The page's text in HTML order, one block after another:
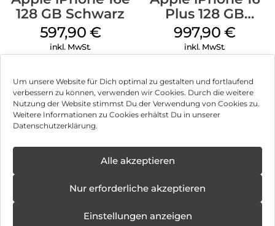
Um unsere Website für Dich optimal zu gestalten und fortlaufend
verbessern zu können, verwenden wir Cookies. Durch die weitere
Nutzung der Website stimmst Du der Verwendung von Cookies zu.
Weitere Informationen zu Cookies erhältst Du in unserer
Datenschutzerklärung.
Alle akzeptieren
Nur erforderliche akzeptieren
Einstellungen anzeigen
128 GB Schwarz
597,90 €
inkl. MwSt.
Plus 128 GB
Schwarz
997,90€
inkl. MwSt.
Impressum
Hinweis zur Batterieentsorgung